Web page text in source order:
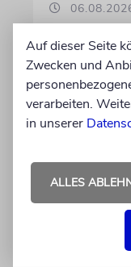
Who’s
Auf dieser Seite
Zwecken und
verarbeiten.
in unserer
ALLES